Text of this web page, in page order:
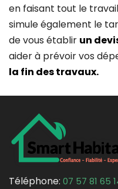
en faisant tout le
simule également le
de vous établir un
aider à prévoir vos
la fin des travaux.
Téléphone: 07 57 81 65